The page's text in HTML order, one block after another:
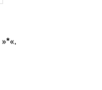
»*«.